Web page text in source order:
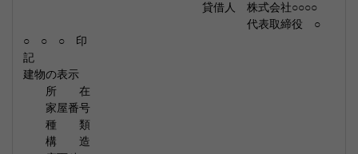
貸借人 株式会社○○○○
代表取締役 ○
○ ○ ○ 印
記
建物の表示
所 在
家屋番号
種 類
構 造